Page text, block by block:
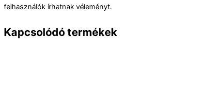
felhasználók írhatnak véleményt.
Kapcsolódó termékek